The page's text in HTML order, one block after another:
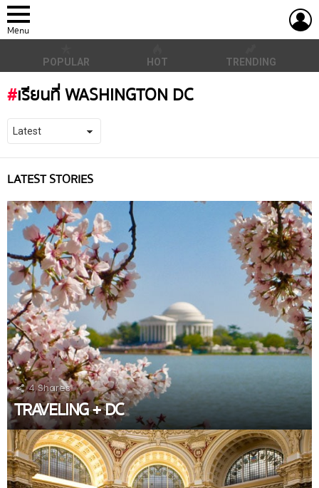
Menu
POPULAR HOT TRENDING
เรียนที่ WASHINGTON DC
LATEST STORIES
4 Shares
TRAVELING + DC